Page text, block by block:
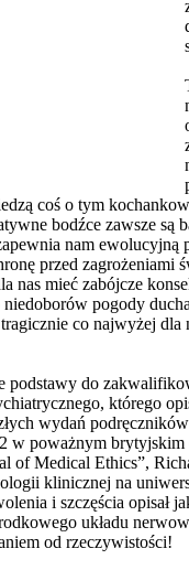
coś o tym
bodźce zawsze są
nam ewolucyjną
przed zagrożeniami
nas mieć zabójcze
pogody
co najwyżej dla
podstawy do
którego
wydań
w poważnym brytyjskim
of Medical Ethics”,
klinicznej na
i szczęścia opisał
układu
od rzeczywistości!